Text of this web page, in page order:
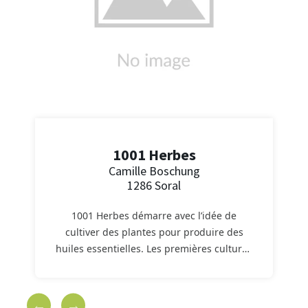
1001 Herbes
Camille Boschung
1286 Soral
1001 Herbes démarre avec l’idée de
cultiver des plantes pour produire des
huiles essentielles. Les premières cultures
Actuellement 1001 Herbes est une jeune